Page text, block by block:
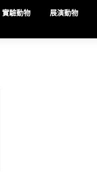
實驗動物 展演動物